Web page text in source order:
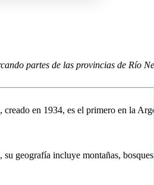
partes de las provincias de Río
creado en 1934, es el primero en la
geografía incluye montañas,